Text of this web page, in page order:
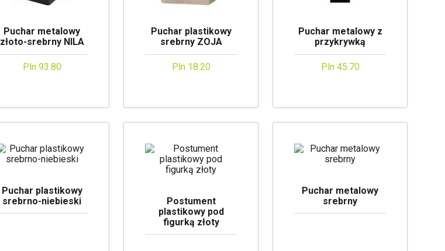
Puchar metalowy
złoto-srebrny NILA
Pln 93.80
Puchar plastikowy
srebrny ZOJA
Pln 18.20
Puchar metalowy z
przykrywką
Pln 45.70
Puchar plastikowy
srebrno-niebieski
Postument
plastikowy pod
figurką złoty
Puchar metalowy
srebrny